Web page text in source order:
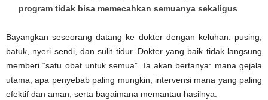
program tidak bisa memecahkan semuanya sekaligus
Bayangkan seseorang datang ke dokter dengan keluhan: pusing,
batuk, nyeri sendi, dan sulit tidur. Dokter yang baik tidak langsung
memberi “satu obat untuk semua”. Ia akan bertanya: mana gejala
utama, apa penyebab paling mungkin, intervensi mana yang paling
efektif dan aman, serta bagaimana memantau hasilnya.